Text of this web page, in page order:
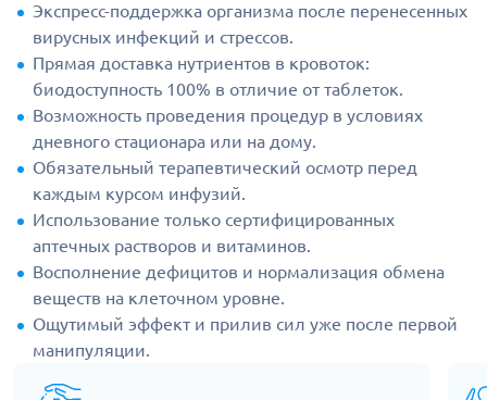
Экспресс-поддержка организма после перенесенных
вирусных инфекций и стрессов.
Прямая доставка нутриентов в кровоток:
биодоступность 100% в отличие от таблеток.
Возможность проведения процедур в условиях
дневного стационара или на дому.
Обязательный терапевтический осмотр перед
каждым курсом инфузий.
Использование только сертифицированных
аптечных растворов и витаминов.
Восполнение дефицитов и нормализация обмена
веществ на клеточном уровне.
Ощутимый эффект и прилив сил уже после первой
манипуляции.